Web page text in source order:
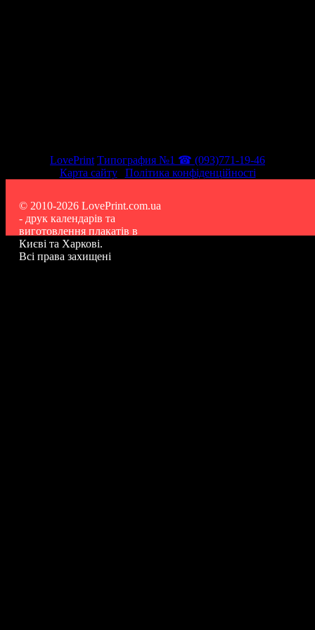
LovePrint Типография №1 ☎ (093)771-19-46
Карта сайту| Політика конфіденційності
© 2010-2026 LovePrint.com.ua
- друк календарів та
виготовлення плакатів в
Києві та Харкові.
Всі права захищені